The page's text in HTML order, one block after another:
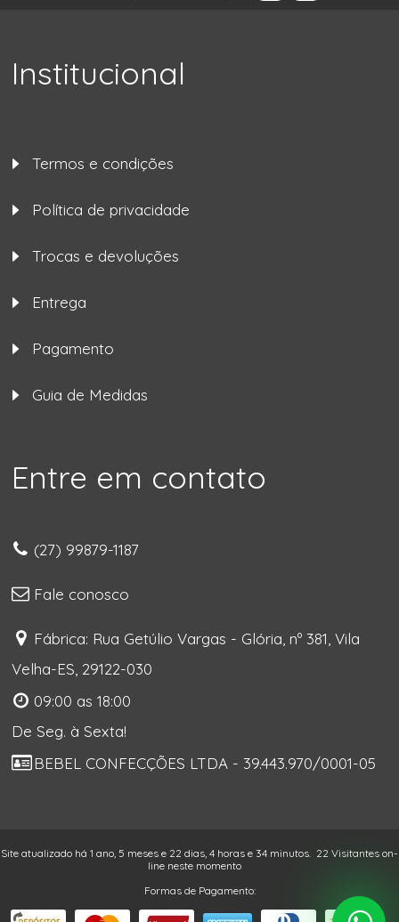
Institucional
Termos e condições
Política de privacidade
Trocas e devoluções
Entrega
Pagamento
Guia de Medidas
Entre em contato
(27) 99879-1187
Fale conosco
Fábrica: Rua Getúlio Vargas - Glória, nº 381, Vila
Velha-ES, 29122-030
09:00 as 18:00
De Seg. à Sexta!
BEBEL CONFECÇÕES LTDA - 39.443.970/0001-05
Site atualizado há 1 ano, 5 meses e 22 dias, 4 horas e 34 minutos. 22 Visitantes on-
line neste momento
Formas de Pagamento: